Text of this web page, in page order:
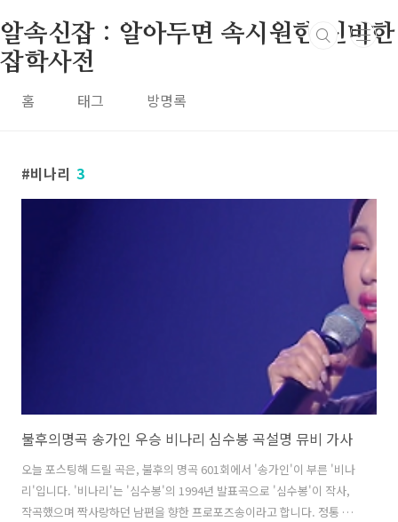
알속신잡 : 알아두면 속시원한 신비한
잡학사전
홈 태그 방명록
비나리 3
불후의명곡 송가인 우승 비나리 심수봉 곡설명 뮤비 가사
오늘 포스팅해 드릴 곡은, 불후의 명곡 601회에서 '송가인'이 부른 '비나
리'입니다. '비나리'는 '심수봉'의 1994년 발표곡으로 '심수봉'이 작사,
작곡했으며 짝사랑하던 남편을 향한 프로포즈송이라고 합니다. 정통 트